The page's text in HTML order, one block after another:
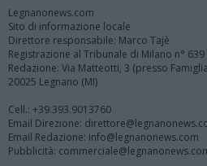
Legnanonews.com
Sito di informazione locale
Direttore responsabile: Marco Tajè
Registrazione al Tribunale di Milano n°
Redazione: Via Matteotti, 3 (presso
20025 Legnano (MI)
Cell.: +39.393.9013760
Email Direzione:
Email Redazione: info@legnanonews.com
Pubblicità: